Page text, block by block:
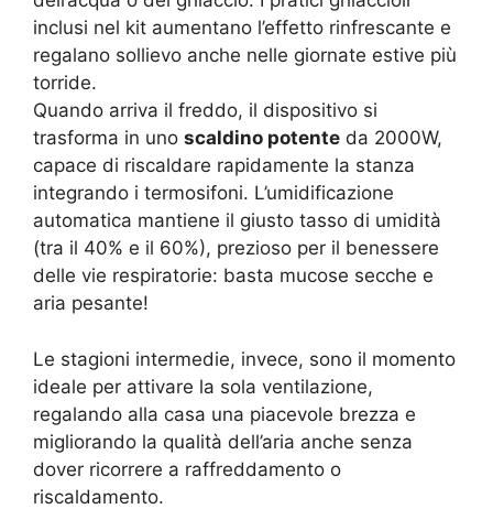
inclusi nel kit aumentano l’effetto rinfrescante e
regalano sollievo anche nelle giornate estive più
torride.
Quando arriva il freddo, il dispositivo si
trasforma in uno scaldino potente da 2000W,
capace di riscaldare rapidamente la stanza
integrando i termosifoni. L’umidificazione
automatica mantiene il giusto tasso di umidità
(tra il 40% e il 60%), prezioso per il benessere
delle vie respiratorie: basta mucose secche e
aria pesante!
Le stagioni intermedie, invece, sono il momento
ideale per attivare la sola ventilazione,
regalando alla casa una piacevole brezza e
migliorando la qualità dell’aria anche senza
dover ricorrere a raffreddamento o
riscaldamento.